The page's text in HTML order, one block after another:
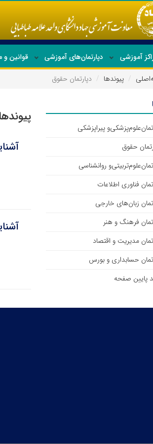
آموزشی دپارتمان‌های آموزشی قوانین
پیوندها دپارتمان حقوق
پیراپزشکی
حقوق
روانشناسی
فناوری اطلاعات
زبان‌های خارجی
فرهنگ و هنر
مدیریت و اقتصاد
حسابداری و بورس
پایین صفحه